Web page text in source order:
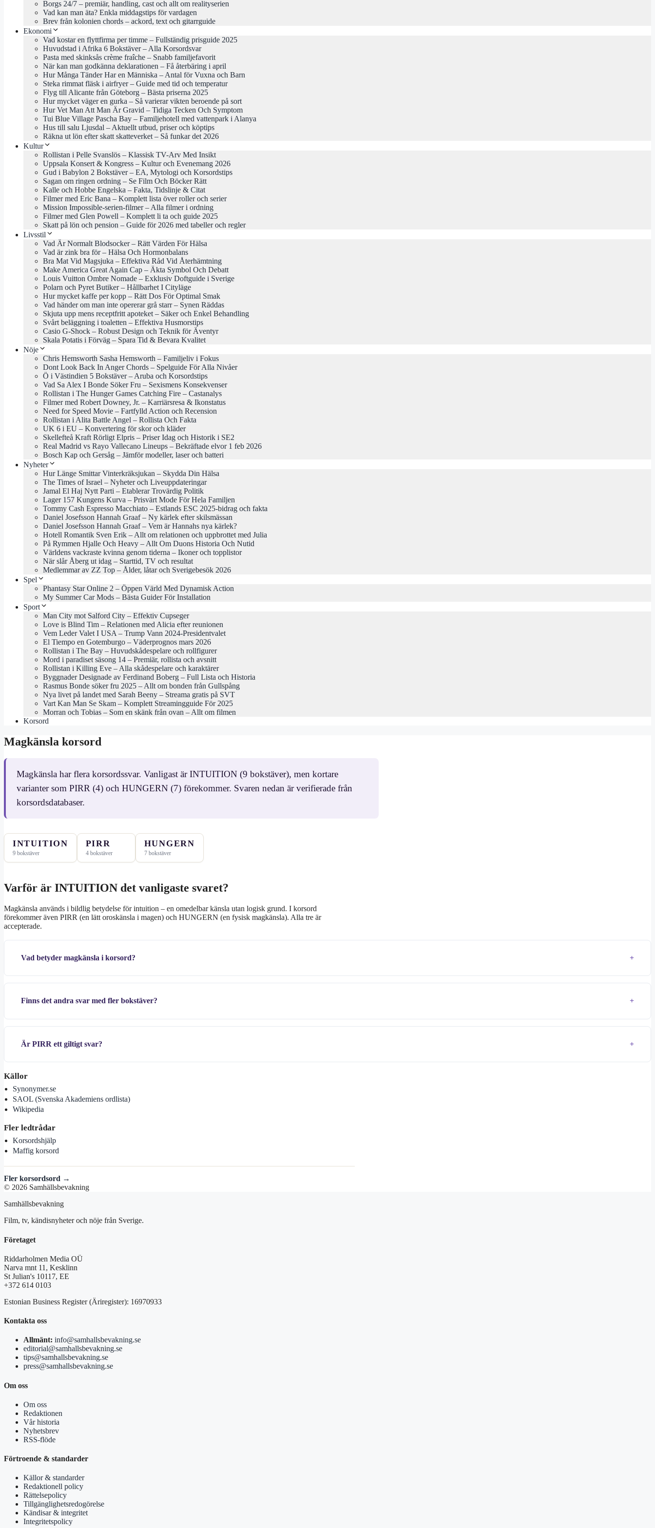
Borgs 24/7 – premiär, handling, cast och allt om realityserien
Vad kan man äta? Enkla middagstips för vardagen
Brev från kolonien chords – ackord, text och gitarrguide
Ekonomi
Vad kostar en flyttfirma per timme – Fullständig prisguide 2025
Huvudstad i Afrika 6 Bokstäver – Alla Korsordsvar
Pasta med skinksås crème fraîche – Snabb familjefavorit
När kan man godkänna deklarationen – Få återbäring i april
Hur Många Tänder Har en Människa – Antal för Vuxna och Barn
Steka rimmat fläsk i airfryer – Guide med tid och temperatur
Flyg till Alicante från Göteborg – Bästa priserna 2025
Hur mycket väger en gurka – Så varierar vikten beroende på sort
Hur Vet Man Att Man Är Gravid – Tidiga Tecken Och Symptom
Tui Blue Village Pascha Bay – Familjehotell med vattenpark i Alanya
Hus till salu Ljusdal – Aktuellt utbud, priser och köptips
Räkna ut lön efter skatt skatteverket – Så funkar det 2026
Kultur
Rollistan i Pelle Svanslös – Klassisk TV-Arv Med Insikt
Uppsala Konsert & Kongress – Kultur och Evenemang 2026
Gud i Babylon 2 Bokstäver – EA, Mytologi och Korsordstips
Sagan om ringen ordning – Se Film Och Böcker Rätt
Kalle och Hobbe Engelska – Fakta, Tidslinje & Citat
Filmer med Eric Bana – Komplett lista över roller och serier
Mission Impossible-serien-filmer – Alla filmer i ordning
Filmer med Glen Powell – Komplett li ta och guide 2025
Skatt på lön och pension – Guide för 2026 med tabeller och regler
Livsstil
Vad Är Normalt Blodsocker – Rätt Värden För Hälsa
Vad är zink bra för – Hälsa Och Hormonbalans
Bra Mat Vid Magsjuka – Effektiva Råd Vid Återhämtning
Make America Great Again Cap – Äkta Symbol Och Debatt
Louis Vuitton Ombre Nomade – Exklusiv Doftguide i Sverige
Polarn och Pyret Butiker – Hållbarhet I Cityläge
Hur mycket kaffe per kopp – Rätt Dos För Optimal Smak
Vad händer om man inte opererar grå starr – Synen Räddas
Skjuta upp mens receptfritt apoteket – Säker och Enkel Behandling
Svårt beläggning i toaletten – Effektiva Husmorstips
Casio G-Shock – Robust Design och Teknik för Äventyr
Skala Potatis i Förväg – Spara Tid & Bevara Kvalitet
Nöje
Chris Hemsworth Sasha Hemsworth – Familjeliv i Fokus
Dont Look Back In Anger Chords – Spelguide För Alla Nivåer
Ö i Västindien 5 Bokstäver – Aruba och Korsordstips
Vad Sa Alex I Bonde Söker Fru – Sexismens Konsekvenser
Rollistan i The Hunger Games Catching Fire – Castanalys
Filmer med Robert Downey, Jr. – Karriärsresa & Ikonstatus
Need for Speed Movie – Fartfylld Action och Recension
Rollistan i Alita Battle Angel – Rollista Och Fakta
UK 6 i EU – Konvertering för skor och kläder
Skellefteå Kraft Rörligt Elpris – Priser Idag och Historik i SE2
Real Madrid vs Rayo Vallecano Lineups – Bekräftade elvor 1 feb 2026
Bosch Kap och Gersåg – Jämför modeller, laser och batteri
Nyheter
Hur Länge Smittar Vinterkräksjukan – Skydda Din Hälsa
The Times of Israel – Nyheter och Liveuppdateringar
Jamal El Haj Nytt Parti – Etablerar Trovärdig Politik
Lager 157 Kungens Kurva – Prisvärt Mode För Hela Familjen
Tommy Cash Espresso Macchiato – Estlands ESC 2025-bidrag och fakta
Daniel Josefsson Hannah Graaf – Ny kärlek efter skilsmässan
Daniel Josefsson Hannah Graaf – Vem är Hannahs nya kärlek?
Hotell Romantik Sven Erik – Allt om relationen och uppbrottet med Julia
På Rymmen Hjalle Och Heavy – Allt Om Duons Historia Och Nutid
Världens vackraste kvinna genom tiderna – Ikoner och topplistor
När slår Åberg ut idag – Starttid, TV och resultat
Medlemmar av ZZ Top – Ålder, låtar och Sverigebesök 2026
Spel
Phantasy Star Online 2 – Öppen Värld Med Dynamisk Action
My Summer Car Mods – Bästa Guider För Installation
Sport
Man City mot Salford City – Effektiv Cupseger
Love is Blind Tim – Relationen med Alicia efter reunionen
Vem Leder Valet I USA – Trump Vann 2024-Presidentvalet
El Tiempo en Gotemburgo – Väderprognos mars 2026
Rollistan i The Bay – Huvudskådespelare och rollfigurer
Mord i paradiset säsong 14 – Premiär, rollista och avsnitt
Rollistan i Killing Eve – Alla skådespelare och karaktärer
Byggnader Designade av Ferdinand Boberg – Full Lista och Historia
Rasmus Bonde söker fru 2025 – Allt om bonden från Gullspång
Nya livet på landet med Sarah Beeny – Streama gratis på SVT
Vart Kan Man Se Skam – Komplett Streamingguide För 2025
Morran och Tobias – Som en skänk från ovan – Allt om filmen
Korsord
Magkänsla korsord
Magkänsla har flera korsordssvar. Vanligast är INTUITION (9 bokstäver), men kortare
varianter som PIRR (4) och HUNGERN (7) förekommer. Svaren nedan är verifierade från
korsordsdatabaser.
INTUITION
9 bokstäver
PIRR
4 bokstäver
HUNGERN
7 bokstäver
Varför är INTUITION det vanligaste svaret?
Magkänsla används i bildlig betydelse för intuition – en omedelbar känsla utan logisk grund. I korsord
förekommer även PIRR (en lätt oroskänsla i magen) och HUNGERN (en fysisk magkänsla). Alla tre är
accepterade.
Vad betyder magkänsla i korsord?
Finns det andra svar med fler bokstäver?
Är PIRR ett giltigt svar?
Källor
Synonymer.se
SAOL (Svenska Akademiens ordlista)
Wikipedia
Fler ledtrådar
Korsordshjälp
Maffig korsord
Fler korsordsord →
© 2026 Samhällsbevakning
Samhällsbevakning
Film, tv, kändisnyheter och nöje från Sverige.
Företaget
Riddarholmen Media OÜ
Narva mnt 11, Kesklinn
St Julian's 10117, EE
+372 614 0103
Estonian Business Register (Äriregister): 16970933
Kontakta oss
Allmänt: info@samhallsbevakning.se
editorial@samhallsbevakning.se
tips@samhallsbevakning.se
press@samhallsbevakning.se
Om oss
Om oss
Redaktionen
Vår historia
Nyhetsbrev
RSS-flöde
Förtroende & standarder
Källor & standarder
Redaktionell policy
Rättelsepolicy
Tillgänglighetsredogörelse
Kändisar & integritet
Integritetspolicy